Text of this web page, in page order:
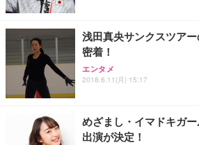
浅田真央サンクスツア
密着！
エンタメ
2018.6.11(月) 15:17
めざまし・イマドキガ
出演が決定！